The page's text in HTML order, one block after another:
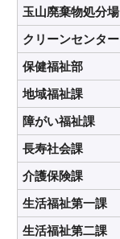
玉山廃棄物処分場
クリーンセンター
保健福祉部
地域福祉課
障がい福祉課
長寿社会課
介護保険課
生活福祉第一課
生活福祉第二課